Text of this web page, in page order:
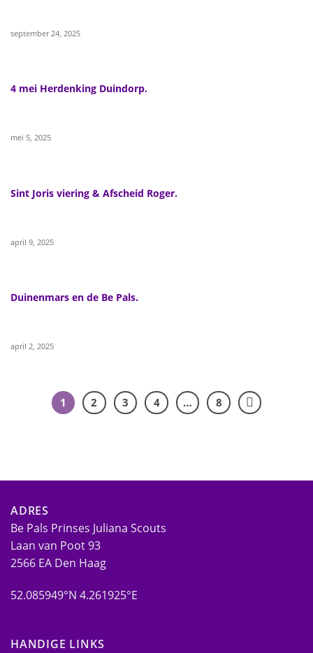
september 24, 2025
4 mei Herdenking Duindorp.
mei 5, 2025
Sint Joris viering & Afscheid Roger.
april 9, 2025
Duinenmars en de Be Pals.
april 2, 2025
1 2 3 4 … 8
ADRES
Be Pals Prinses Juliana Scouts
Laan van Poot 93
2566 EA Den Haag
52.085949°N 4.261925°E
HANDIGE LINKS